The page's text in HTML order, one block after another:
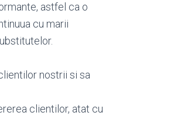
astfel ca o
cu marii
nostrii si sa
clientilor, atat cu